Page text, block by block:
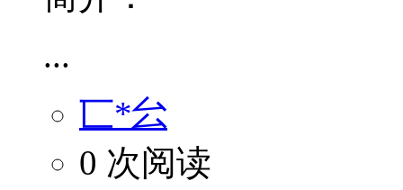
...
匸*㕕
0 次阅读